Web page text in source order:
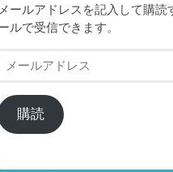
メールアドレスを記入して購読
ルで受信できます。
ー
ド
購読